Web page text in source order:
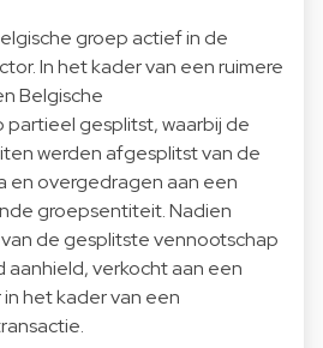
groep actief in de
In het kader van een ruimere
Belgische
gesplitst, waarbij de
werden afgesplitst van de
en overgedragen aan een
groepsentiteit. Nadien
de gesplitste vennootschap
verkocht aan een
het kader van een